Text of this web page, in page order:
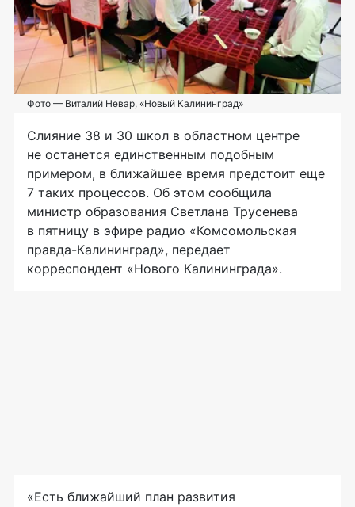
Фото — Виталий Невар, «Новый Калининград»
Слияние 38 и 30 школ в областном центре
не останется единственным подобным
примером, в ближайшее время предстоит еще
7 таких процессов. Об этом сообщила
министр образования Светлана Трусенева
в пятницу в эфире радио «Комсомольская
правда-Калининград», передает
корреспондент «Нового Калининграда».
«Есть ближайший план развития